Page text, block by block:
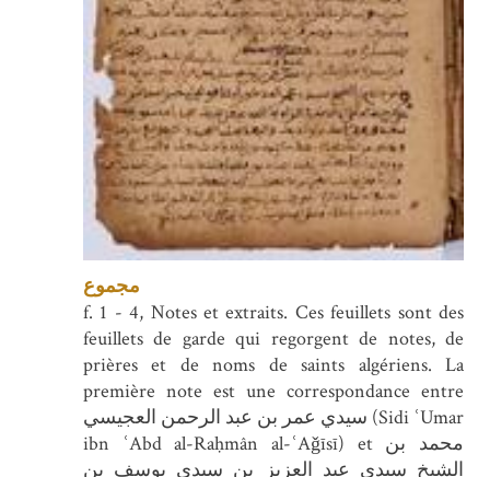
مجموع
f. 1 - 4, Notes et extraits. Ces feuillets sont des
feuillets de garde qui regorgent de notes, de
prières et de noms de saints algériens. La
première note est une correspondance entre
سيدي عمر بن عبد الرحمن العجيسي (Sidi ʿUmar
ibn ʿAbd al-Raḥmân al-ʿAǧīsī) et محمد بن
الشيخ سيدي عبد العزيز بن سيدي يوسف بن